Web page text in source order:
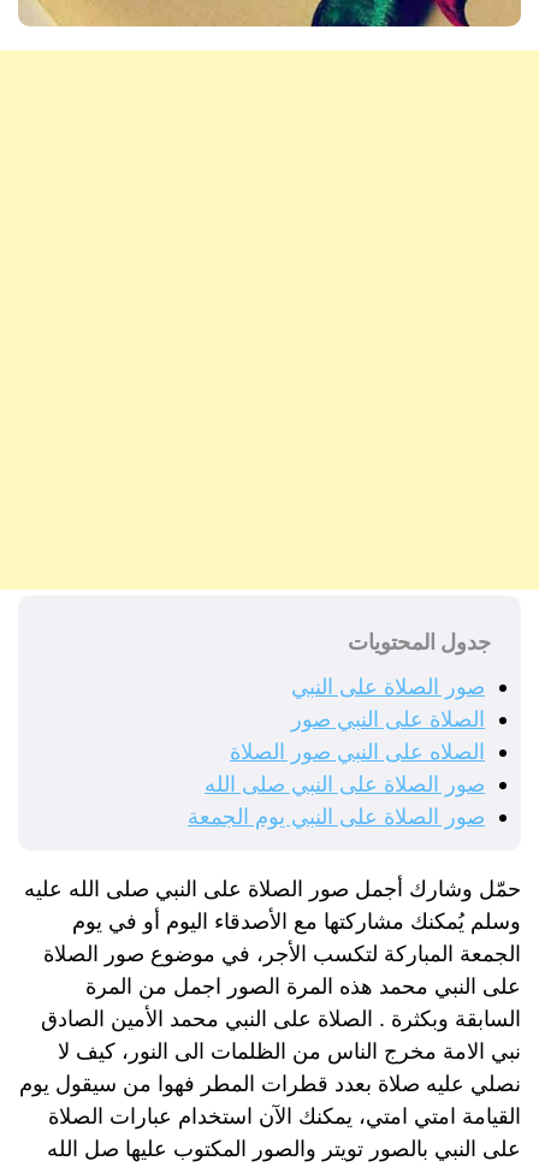
جدول المحتويات
صور الصلاة على النبي
الصلاة على النبي صور
الصلاه على النبي صور الصلاة
صور الصلاة على النبي صلى الله
صور الصلاة على النبي يوم الجمعة
حمّل وشارك أجمل صور الصلاة على النبي صلى الله عليه
وسلم يُمكنك مشاركتها مع الأصدقاء اليوم أو في يوم
الجمعة المباركة لتكسب الأجر، في موضوع صور الصلاة
على النبي محمد هذه المرة الصور اجمل من المرة
السابقة وبكثرة . الصلاة على النبي محمد الأمين الصادق
نبي الامة مخرج الناس من الظلمات الى النور، كيف لا
نصلي عليه صلاة بعدد قطرات المطر فهوا من سيقول يوم
القيامة امتي امتي، يمكنك الآن استخدام عبارات الصلاة
على النبي بالصور تويتر والصور المكتوب عليها صل الله